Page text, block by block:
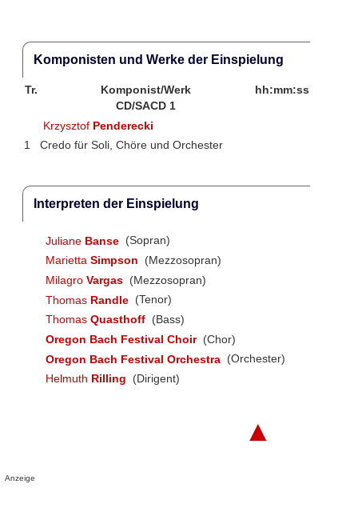
Komponisten und Werke der Einspielung
Tr. Komponist/Werk
hh:mm:ss
CD/SACD 1
Krzysztof Penderecki
1
Credo für Soli, Chöre und Orchester
Interpreten der Einspielung
Juliane Banse (Sopran)
Marietta Simpson
(Mezzosopran)
Milagro Vargas (Mezzosopran)
Thomas Randle (Tenor)
Thomas Quasthoff (Bass)
Oregon Bach Festival Choir (Chor)
Oregon Bach Festival Orchestra (Orchester)
Helmuth Rilling (Dirigent)
▲
Anzeige